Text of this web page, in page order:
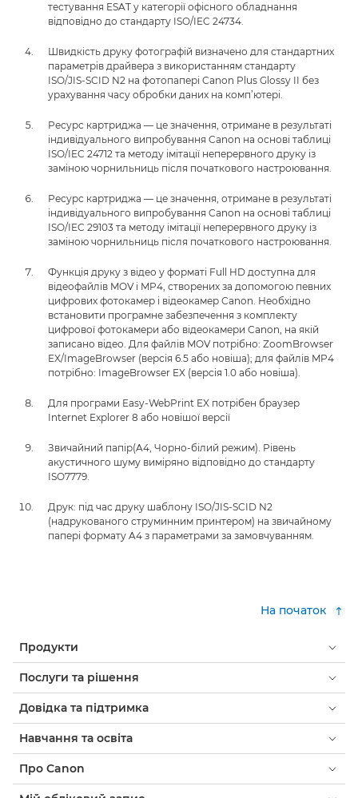
тестування ESAT у категорії офісного обладнання
відповідно до стандарту ISO/IEC 24734.
Швидкість друку фотографій визначено для стандартних
параметрів драйвера з використанням стандарту
ISO/JIS-SCID N2 на фотопапері Canon Plus Glossy II без
урахування часу обробки даних на комп’ютері.
Ресурс картриджа — це значення, отримане в результаті
індивідуального випробування Canon на основі таблиці
ISO/IEC 24712 та методу імітації неперервного друку із
заміною чорнильниць після початкового настроювання.
Ресурс картриджа — це значення, отримане в результаті
індивідуального випробування Canon на основі таблиці
ISO/IEC 29103 та методу імітації неперервного друку із
заміною чорнильниць після початкового настроювання.
Функція друку з відео у форматі Full HD доступна для
відеофайлів MOV і MP4, створених за допомогою певних
цифрових фотокамер і відеокамер Canon. Необхідно
встановити програмне забезпечення з комплекту
цифрової фотокамери або відеокамери Canon, на якій
записано відео. Для файлів MOV потрібно: ZoomBrowser
EX/ImageBrowser (версія 6.5 або новіша); для файлів MP4
потрібно: ImageBrowser EX (версія 1.0 або новіша).
Для програми Easy-WebPrint EX потрібен браузер
Internet Explorer 8 або новішої версії
Звичайний папір(A4, Чорно-білий режим). Рівень
акустичного шуму виміряно відповідно до стандарту
ISO7779.
Друк: під час друку шаблону ISO/JIS-SCID N2
(надрукованого струминним принтером) на звичайному
папері формату A4 з параметрами за замовчуванням.
На початок
Продукти
Послуги та рішення
Довідка та підтримка
Навчання та освіта
Про Canon